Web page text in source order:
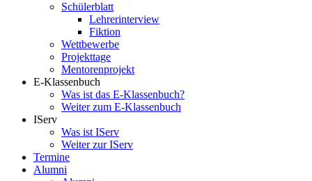
Schülerblatt
Lehrerinterview
Fiktion
Wettbewerbe
Projekttage
Mentorenprojekt
E-Klassenbuch
Was ist das E-Klassenbuch?
Weiter zum E-Klassenbuch
IServ
Was ist IServ
Weiter zur IServ
Termine
Alumni